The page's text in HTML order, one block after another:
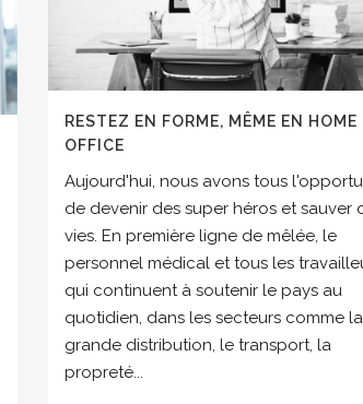
RESTEZ EN FORME, MÊME EN HOME
OFFICE
Aujourd'hui, nous avons tous
de devenir des super héros et sauver
vies. En première ligne de mêlée, le
personnel médical et tous les
qui continuent à soutenir le pays au
quotidien, dans les secteurs comme la
grande distribution, le transport, la
propreté...